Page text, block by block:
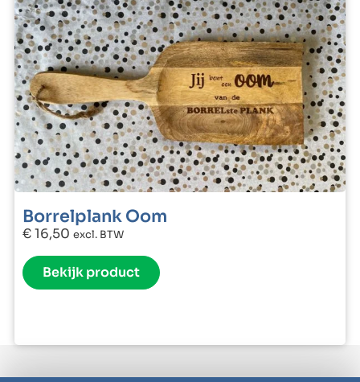
Borrelplank Oom
€16,50 excl. BTW
Bekijk product